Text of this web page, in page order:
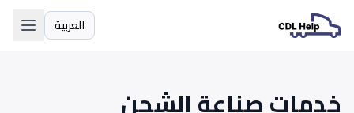
العربية
اللغة
خدمات صناعة الشحن